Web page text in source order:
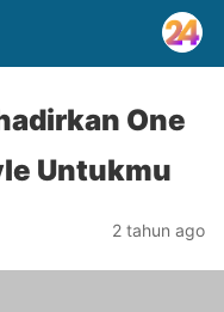
One
Untukmu
2 tahun ago